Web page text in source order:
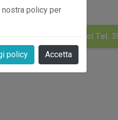
policy per
policy Accetta
Info e ordini telefonici Tel.